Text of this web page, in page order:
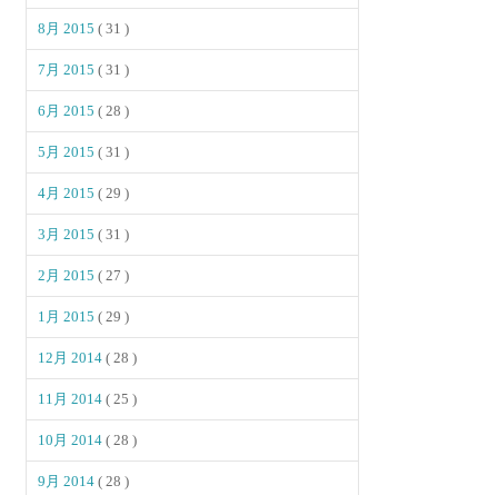
8月 2015( 31 )
7月 2015( 31 )
6月 2015( 28 )
5月 2015( 31 )
4月 2015( 29 )
3月 2015( 31 )
2月 2015( 27 )
1月 2015( 29 )
12月 2014( 28 )
11月 2014( 25 )
10月 2014( 28 )
9月 2014( 28 )